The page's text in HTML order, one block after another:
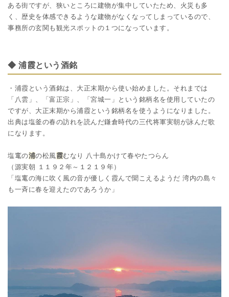
ある街ですが、狭いところに建物が集中していたため、火災も多
く、歴史を体感できるような建物がなくなってしまっているので、
事務所の玄関も観光スポットの１つになっています。
◆ 浦霞という酒銘
・浦霞という酒銘は、大正末期から使い始めました。それまでは
「八雲」、「富正宗」、「宮城一」という銘柄名を使用していたの
ですが、大正末期から浦霞という銘柄名を使うようになりました。
出典は塩釜の春の訪れを読んだ鎌倉時代の三代将軍実朝が詠んだ歌
になります。
塩竃の浦の松風霞むなり 八十島かけて春やたつらん
（源実朝 １１９２年～１２１９年）
「塩竃の海に吹く風の音が優しく霞んで聞こえるようだ 湾内の島々
も一斉に春を迎えたのであろうか」